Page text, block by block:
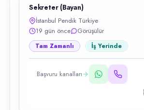
Sekreter (Bayan)
İstanbul Pendik Türkiye
19 gün önce
Görüşülür
Tam Zamanlı İş Yerinde
Başvuru kanalları